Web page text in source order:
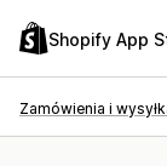
Shopify App
Zamówienia i